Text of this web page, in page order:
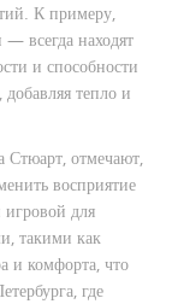
К примеру,
всегда находят
и способности
тепло и
Стюарт, отмечают,
восприятие
игровой для
такими как
и комфорта, что
где